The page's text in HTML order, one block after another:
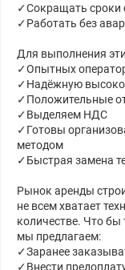
✓Сокращать сроки
✓Работать без
Для выполнения
✓Опытных
✓Надёжную
✓Положительные
✓Выделяем НДС
✓Готовы
методом
✓Быстрая замена
Рынок аренды
не всем хватает
количестве. Что бы
мы предлагаем:
✓Заранее
✓Внести